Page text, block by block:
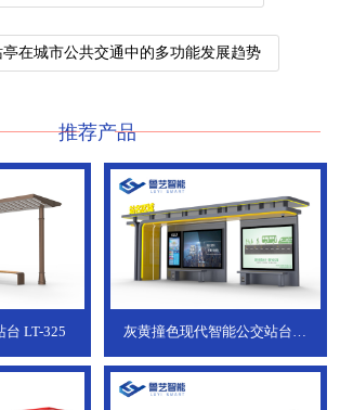
亭在城市公共交通中的多功能发展趋势
推荐产品
台 LT-325
灰黄撞色现代智能公交站台，